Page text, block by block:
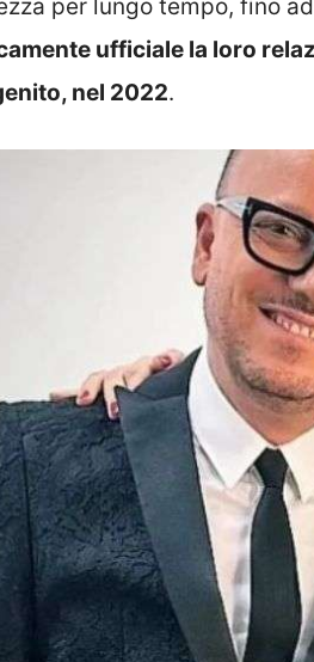
per lungo tempo, fino
ufficiale la loro
nel 2022.